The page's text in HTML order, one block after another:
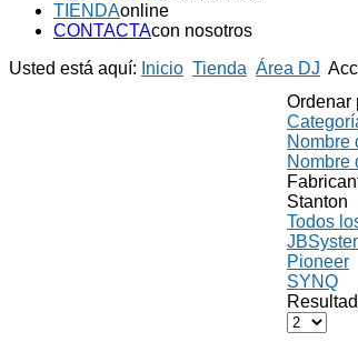
TIENDAonline
CONTACTAcon nosotros
Usted está aquí: Inicio Tienda Área DJ
Ordenar
Nombre
Nombre
Stanton
Todos
Pioneer
SYNQ